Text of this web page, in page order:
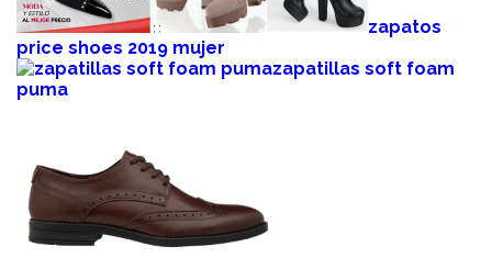
zapatos
price shoes 2019 mujer
zapatillas soft foam
puma